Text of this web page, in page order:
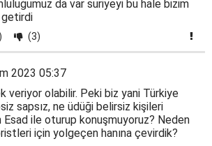
da var suriyeyi bu hale bizim
getirdi
(3)
2023 05:37
veriyor olabilir. Peki biz yani Türkiye
sapsız, ne üdüği belirsiz kişileri
Esad ile oturup konuşmuyoruz? Neden
için yolgeçen hanına çevirdik?